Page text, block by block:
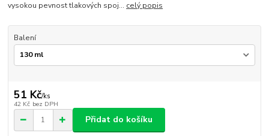
vysokou pevnost tlakových spoj... celý popis
Balení
51 Kč/ks
42 Kč bez DPH
Přidat do košíku